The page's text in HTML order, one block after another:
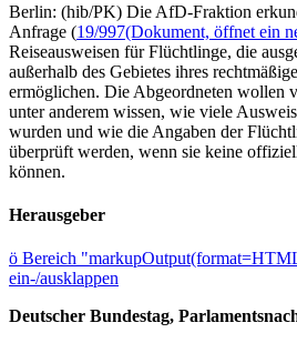
Berlin: (hib/PK) Die AfD-Fraktion
Anfrage (19/997(Dokument, öffnet ein
Reiseausweisen für Flüchtlinge, die
außerhalb des Gebietes ihres
ermöglichen. Die Abgeordneten wollen
unter anderem wissen, wie viele
wurden und wie die Angaben der
überprüft werden, wenn sie keine
können.
Herausgeber
ö Bereich
ein-/ausklappen
Deutscher Bundestag,